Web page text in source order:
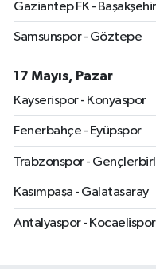
Gaziantep FK - Başakşehir
Samsunspor - Göztepe
17 Mayıs, Pazar
Kayserispor - Konyaspor
Fenerbahçe - Eyüpspor
Trabzonspor -
Kasımpaşa - Galatasaray
Antalyaspor - Kocaelispor